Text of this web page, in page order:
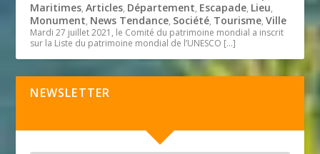
Maritimes,Articles, Département, Escapade, Lieu,
Monument, News Tendance, Société, Tourisme,Ville
Mardi 27 juillet 2021, le Comité du patrimoine mondial a inscrit
sur la Liste du patrimoine mondial de l’UNESCO […]
NEWSLETTER